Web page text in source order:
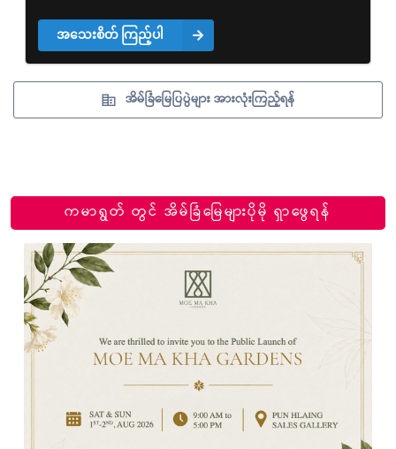
အသေးစိတ် ကြည့်ပါ
အိမ်ခြံမြေပြပွဲများ အားလုံးကြည့်ရန်
ကမာရွတ် တွင် အိမ်ခြံမြေများပိုမို ရှာဖွေရန်